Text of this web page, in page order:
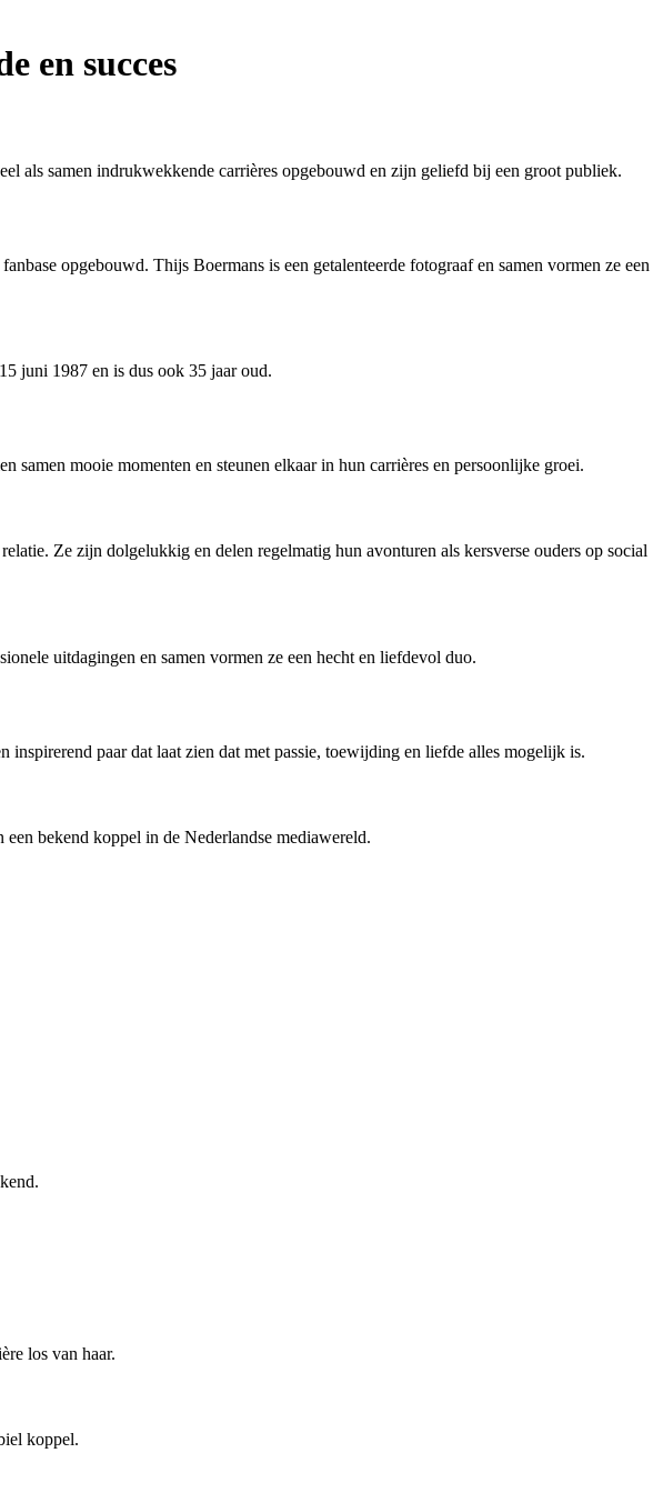
en succes
als samen indrukwekkende carrières opgebouwd en zijn geliefd bij een groot publiek.
opgebouwd. Thijs Boermans is een getalenteerde fotograaf en samen vormen ze een
juni 1987 en is dus ook 35 jaar oud.
mooie momenten en steunen elkaar in hun carrières en persoonlijke groei.
Ze zijn dolgelukkig en delen regelmatig hun avonturen als kersverse ouders op social
uitdagingen en samen vormen ze een hecht en liefdevol duo.
paar dat laat zien dat met passie, toewijding en liefde alles mogelijk is.
bekend koppel in de Nederlandse mediawereld.
los van haar.
koppel.